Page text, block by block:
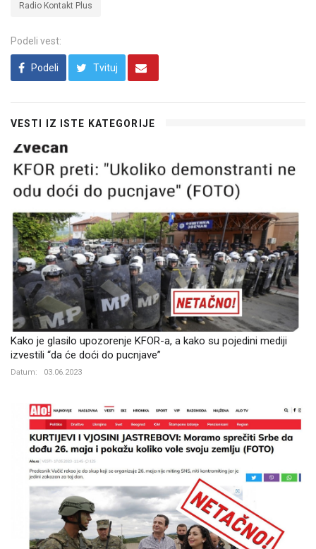
Radio Kontakt Plus
Podeli vest:
Podeli Tvituj
VESTI IZ ISTE KATEGORIJE
Kako je glasilo upozorenje KFOR-a, a kako su pojedini mediji
izvestili “da će doći do pucnjave”
Datum: 03.06.2023